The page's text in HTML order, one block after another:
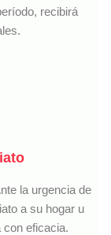
recibirá
la urgencia de
a su hogar u
con eficacia.